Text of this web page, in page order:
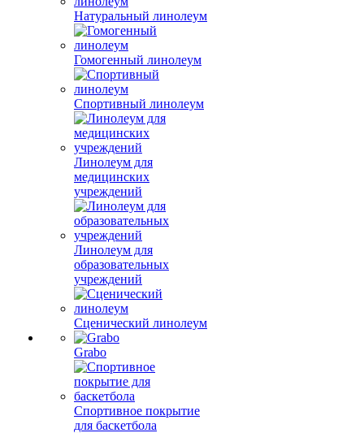
Натуральный линолеум
Гомогенный линолеум
Спортивный линолеум
Линолеум для
медицинских
учреждений
Линолеум для
образовательных
учреждений
Сценический линолеум
Grabo
Спортивное покрытие
для баскетбола